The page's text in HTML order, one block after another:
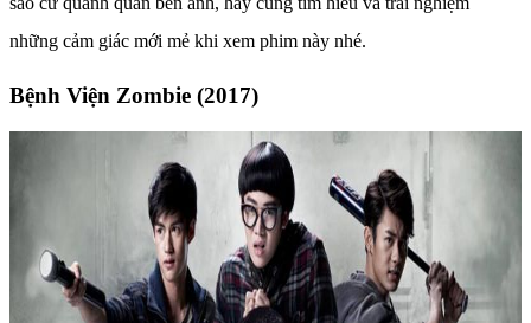
những cảm giác mới mẻ khi xem phim này nhé.
Bệnh Viện Zombie (2017)